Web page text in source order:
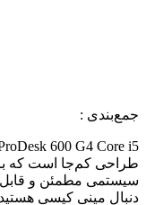
جمع‌بندی :
طراحی کم‌جا است که
سیستمی مطمئن و قابل
دنبال مینی کیسی